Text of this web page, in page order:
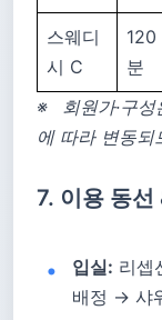
스웨디
시 C
120
분
※ 회원가·구성
에 따라 변동
7. 이용 동선
입실: 리셉
배정 → 샤